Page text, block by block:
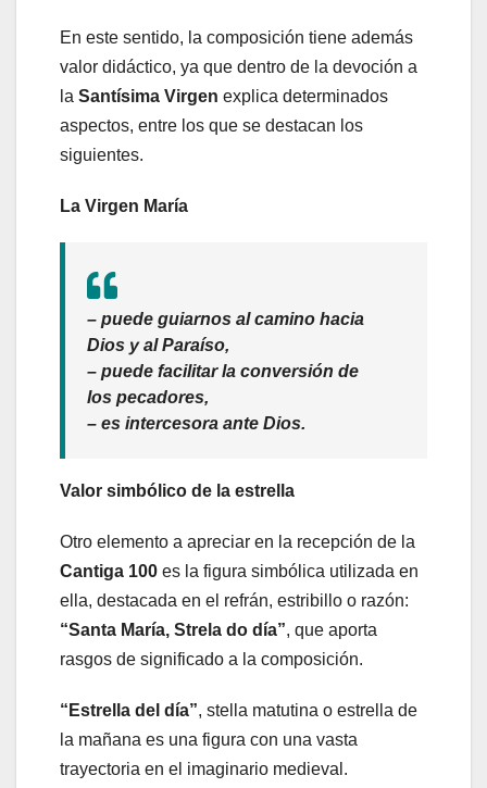
En este sentido, la composición tiene además
valor didáctico, ya que dentro de la devoción a
la Santísima Virgen explica determinados
aspectos, entre los que se destacan los
siguientes.
La Virgen María
– puede guiarnos al camino hacia
Dios y al Paraíso,
– puede facilitar la conversión de
los pecadores,
– es intercesora ante Dios.
Valor simbólico de la estrella
Otro elemento a apreciar en la recepción de la
Cantiga 100 es la figura simbólica utilizada en
ella, destacada en el refrán, estribillo o razón:
“Santa María, Strela do día”, que aporta
rasgos de significado a la composición.
“Estrella del día”, stella matutina o estrella de
la mañana es una figura con una vasta
trayectoria en el imaginario medieval.